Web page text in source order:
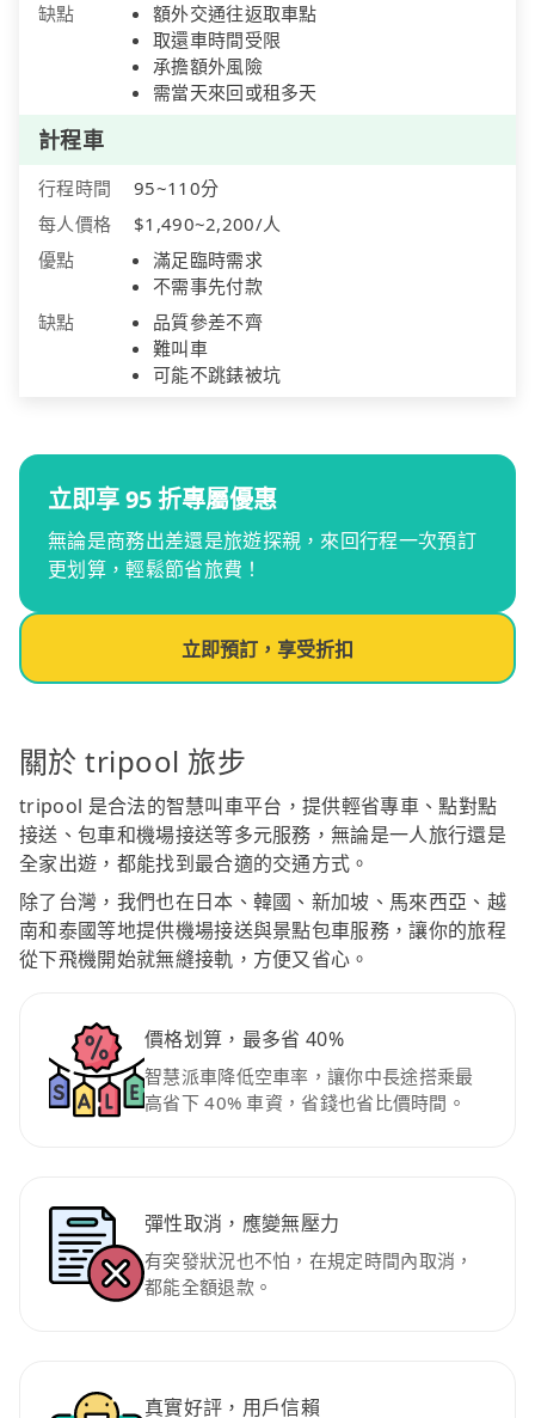
缺點
額外交通往返取車點
取還車時間受限
承擔額外風險
需當天來回或租多天
計程車
行程時間
95~110分
每人價格
$1,490~2,200/人
優點
滿足臨時需求
不需事先付款
缺點
品質參差不齊
難叫車
可能不跳錶被坑
立即享 95 折專屬優惠
無論是商務出差還是旅遊探親，來回行程一次預訂
更划算，輕鬆節省旅費！
立即預訂，享受折扣
關於 tripool 旅步
tripool 是合法的智慧叫車平台，提供輕省專車、點對點
接送、包車和機場接送等多元服務，無論是一人旅行還是
全家出遊，都能找到最合適的交通方式。
除了台灣，我們也在日本、韓國、新加坡、馬來西亞、越
南和泰國等地提供機場接送與景點包車服務，讓你的旅程
從下飛機開始就無縫接軌，方便又省心。
價格划算，最多省 40%
智慧派車降低空車率，讓你中長途搭乘最
高省下 40% 車資，省錢也省比價時間。
彈性取消，應變無壓力
有突發狀況也不怕，在規定時間內取消，
都能全額退款。
真實好評，用戶信賴